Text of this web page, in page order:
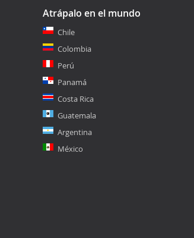
Atrápalo en el mundo
Chile
Colombia
Perú
Panamá
Costa Rica
Guatemala
Argentina
México